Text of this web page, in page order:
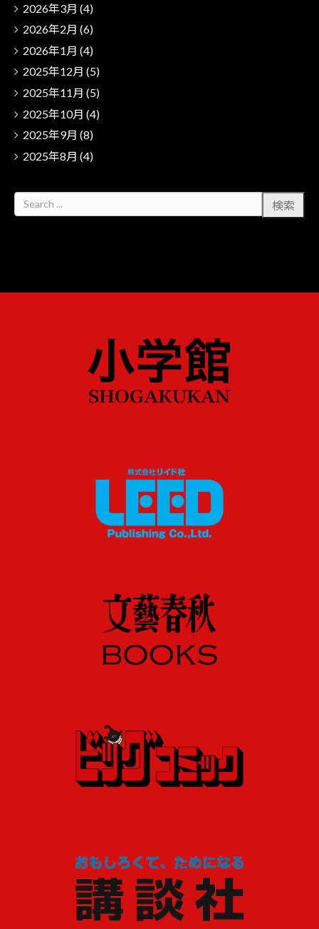
2026年3月 (4)
2026年2月 (6)
2026年1月 (4)
2025年12月 (5)
2025年11月 (5)
2025年10月 (4)
2025年9月 (8)
2025年8月 (4)